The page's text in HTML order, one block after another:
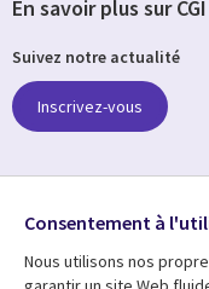
En savoir plus sur CGI
Suivez notre actualité
Inscrivez-vous
réseaux
Social
Consentement à
Nous utilisons nos